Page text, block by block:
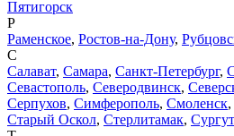
Пятигорск
Р
Раменское, Ростов-на-Дону,
С
Салават, Самара, Санкт-Петербург,
Севастополь, Северодвинск,
Серпухов, Симферополь, Смоленск,
Старый Оскол, Стерлитамак, Сургут